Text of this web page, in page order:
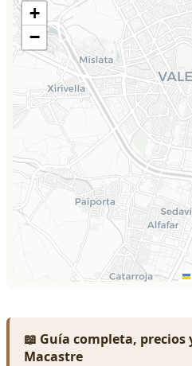
📖 Guía completa, precios
Macastre